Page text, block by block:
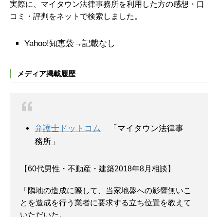
実際に、マイタウン法律事務所を利用した方の感想・口
コミ・評判をネットで検索しました。
Yahoo!知恵袋→記載なし
メディア掲載履歴
弁護士ドットコム 「マイタウン法律事
務所」
【60代男性・不動産・建築2018年8月相談】
「隣地の造成に際して、当家地盤への影響無いこ
とを造成を行う業者に要求する立ち位置を教えて
いただいた。